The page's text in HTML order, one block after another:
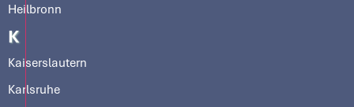
Heilbronn
K
Kaiserslautern
Karlsruhe